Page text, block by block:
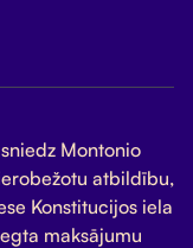
Montonio
atbildību,
Konstitucijos iela
maksājumu